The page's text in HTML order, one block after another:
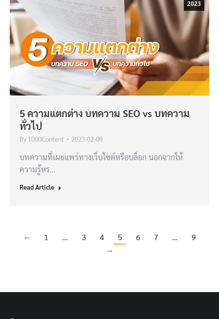
2023
5 ความแตกต่าง บทความ SEO vs บทความ
ทั่วไป
By 1000Content 2023-02-08
บทความที่เผยแพร่ทางเว็บไซต์หรือบล็อก นอกจากให้
ความรู้หร…
Read Article
← 1 … 3 4 5 6 7 …
9
→